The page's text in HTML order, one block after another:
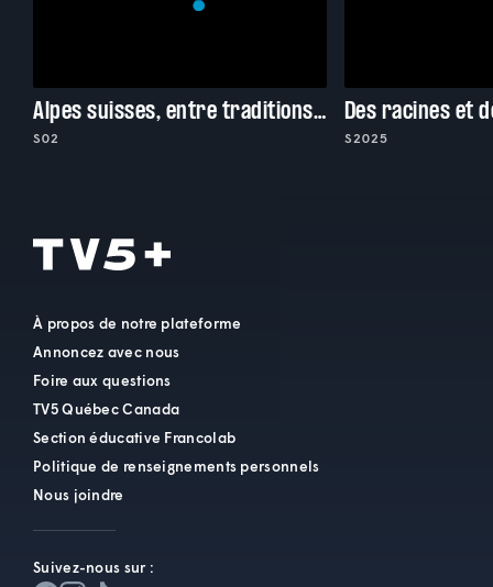
Alpes suisses, entre traditions et superstitions
S02
Des racines et
S2025
À propos de notre plateforme
Annoncez avec nous
Foire aux questions
TV5 Québec Canada
Section éducative Francolab
Politique de renseignements personnels
Nous joindre
Suivez-nous sur :